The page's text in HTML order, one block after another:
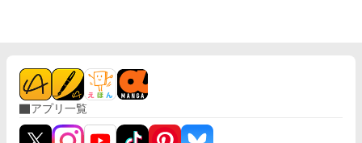
アプリ一覧